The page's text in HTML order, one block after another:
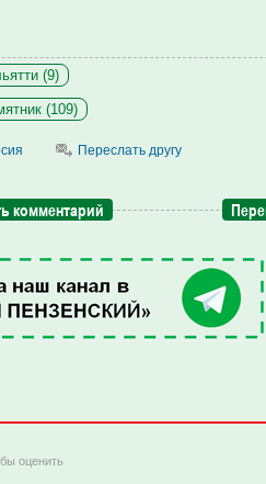
(9)
(109)
Переслать другу
комментарий
оценить